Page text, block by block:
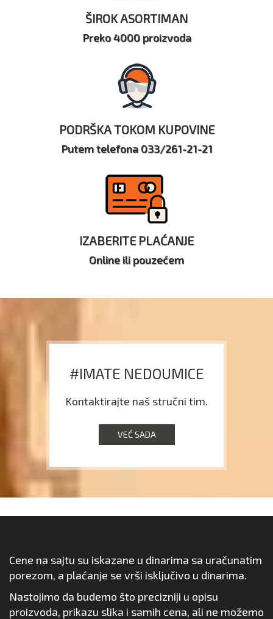
ŠIROK ASORTIMAN
Preko 4000 proizvoda
PODRŠKA TOKOM KUPOVINE
Putem telefona 033/261-21-21
IZABERITE PLAĆANJE
Online ili pouzećem
#IMATE NEDOUMICE
Kontaktirajte naš stručni tim.
VEĆ SADA
Cene na sajtu su iskazane u dinarima sa uračunatim
porezom, a plaćanje se vrši isključivo u dinarima.
Nastojimo da budemo što precizniji u opisu
proizvoda, prikazu slika i samih cena, ali ne možemo